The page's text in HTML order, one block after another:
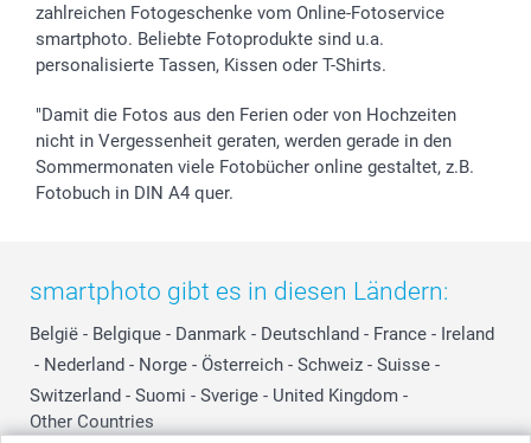
zahlreichen Fotogeschenke vom Online-Fotoservice
smartphoto. Beliebte Fotoprodukte sind u.a.
personalisierte Tassen, Kissen oder T-Shirts.
"Damit die Fotos aus den Ferien oder von Hochzeiten
nicht in Vergessenheit geraten, werden gerade in den
Sommermonaten viele Fotobücher online gestaltet, z.B.
Fotobuch in DIN A4 quer.
smartphoto gibt es in diesen Ländern:
België - Belgique - Danmark - Deutschland - France - Ireland
- Nederland - Norge - Österreich - Schweiz - Suisse -
Switzerland - Suomi - Sverige - United Kingdom -
Other Countries